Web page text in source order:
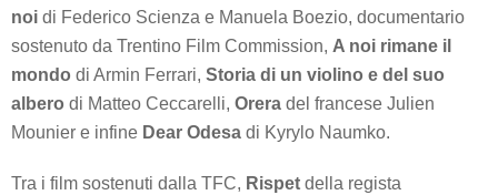
noi di Federico Scienza e Manuela Boezio, documentario
sostenuto da Trentino Film Commission, A noi rimane il
mondo di Armin Ferrari, Storia di un violino e del suo
albero di Matteo Ceccarelli, Orera del francese Julien
Mounier e infine Dear Odesa di Kyrylo Naumko.
Tra i film sostenuti dalla TFC, Rispet della regista